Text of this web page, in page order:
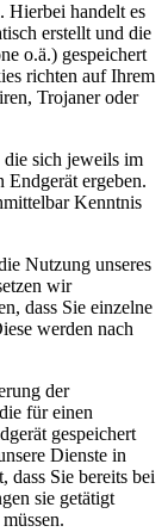
Hierbei handelt es
erstellt und die
o.ä.) gespeichert
richten auf Ihrem
Trojaner oder
sich jeweils im
Endgerät ergeben.
Kenntnis
Nutzung unseres
wir
dass Sie einzelne
werden nach
der
für einen
gespeichert
Dienste in
dass Sie bereits bei
sie getätigt